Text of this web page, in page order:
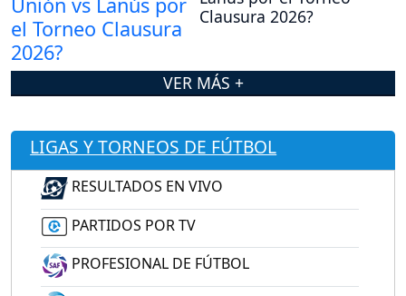
Clausura 2026?
VER MÁS +
LIGAS Y TORNEOS DE FÚTBOL
RESULTADOS EN VIVO
PARTIDOS POR TV
PROFESIONAL DE FÚTBOL